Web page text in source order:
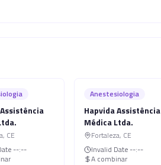
, CE
--:--
Anestesiologia
Hapvida Assistência
Médica Ltda.
Fortaleza, CE
Invalid Date --:--
A combinar